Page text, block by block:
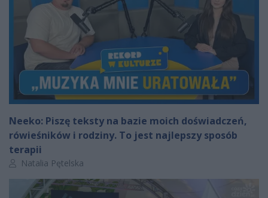
Neeko: Piszę teksty na bazie moich doświadczeń,
rówieśników i rodziny. To jest najlepszy sposób
terapii
Autor artykułu:
Natalia Pętelska